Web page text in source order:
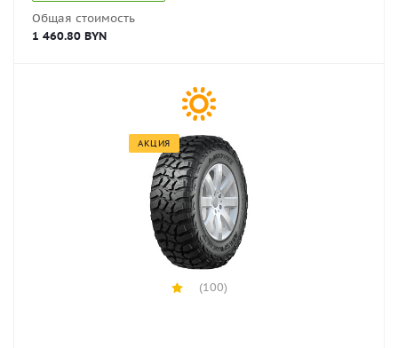
Общая стоимость
1 460.80 BYN
АКЦИЯ
(100)